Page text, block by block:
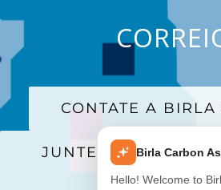
CONTATE A BIRLA
JUNTE-SE A NOSSA
Birla Carbon
Hello! Welcome to